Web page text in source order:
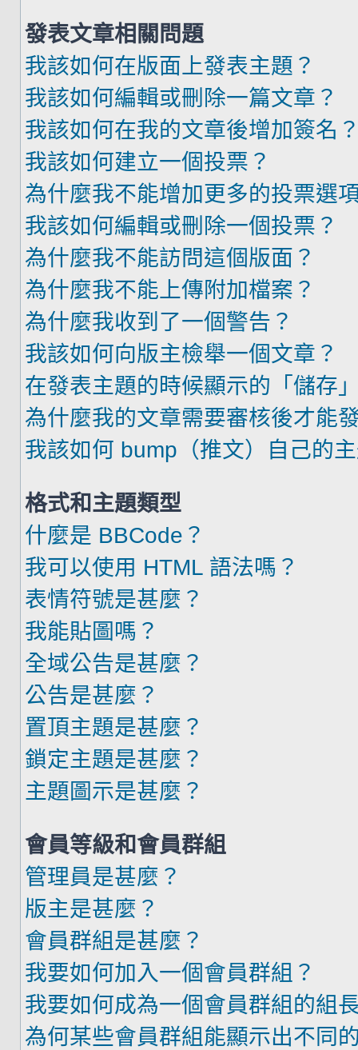
發表文章相關問題
我該如何在版面上發表主題？
我該如何編輯或刪除一篇文章？
我該如何在我的文章後增加簽名
我該如何建立一個投票？
為什麼我不能增加更多的投票選
我該如何編輯或刪除一個投票？
為什麼我不能訪問這個版面？
為什麼我不能上傳附加檔案？
為什麼我收到了一個警告？
我該如何向版主檢舉一個文章？
在發表主題的時候顯示的「儲存
為什麼我的文章需要審核後才能
我該如何 bump（推文）自己的
格式和主題類型
什麼是 BBCode？
我可以使用 HTML 語法嗎？
表情符號是甚麼？
我能貼圖嗎？
全域公告是甚麼？
公告是甚麼？
置頂主題是甚麼？
鎖定主題是甚麼？
主題圖示是甚麼？
會員等級和會員群組
管理員是甚麼？
版主是甚麼？
會員群組是甚麼？
我要如何加入一個會員群組？
我要如何成為一個會員群組的組
為何某些會員群組能顯示出不同